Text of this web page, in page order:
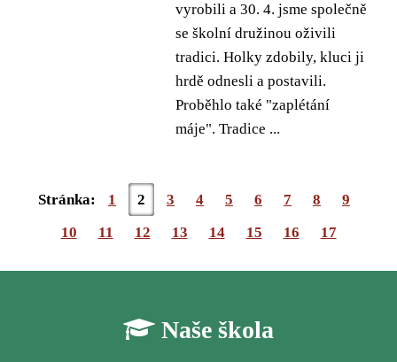
vyrobili a 30. 4. jsme společně
se školní družinou oživili
tradici. Holky zdobily, kluci ji
hrdě odnesli a postavili.
Proběhlo také "zaplétání
máje". Tradice ...
Stránka: 1 2 3 4 5 6 7 8
9
10
11 12 13 14 15 16 17
Naše škola